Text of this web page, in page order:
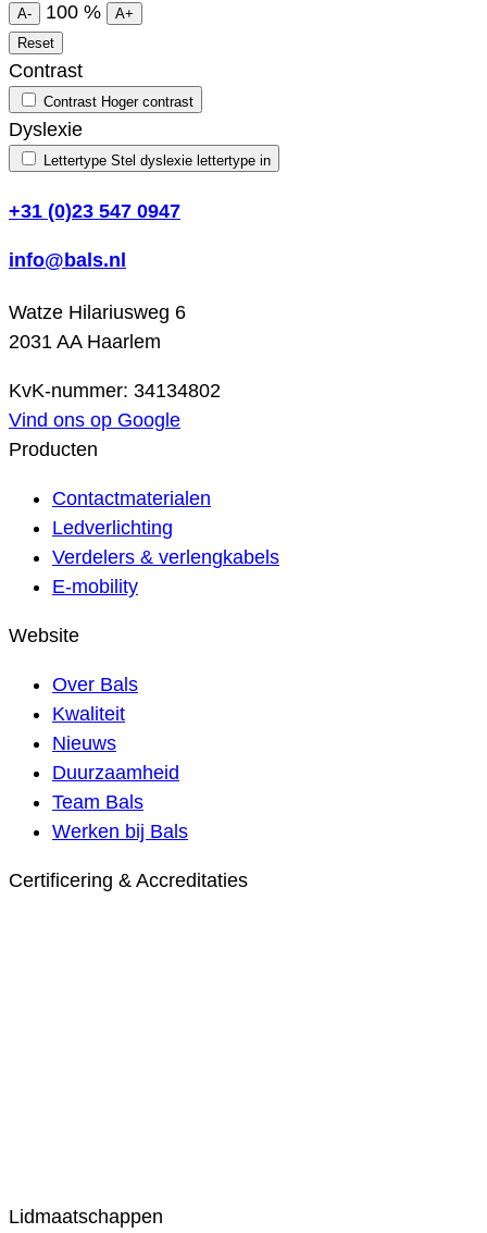
A- 100 %
A+
Reset
Contrast
Contrast Hoger contrast
Dyslexie
Lettertype Stel dyslexie lettertype in
+31 (0)23 547 0947
info@bals.nl
Watze Hilariusweg 6
2031 AA Haarlem
KvK-nummer: 34134802
Vind ons op Google
Producten
Contactmaterialen
Ledverlichting
Verdelers & verlengkabels
E-mobility
Website
Over Bals
Kwaliteit
Nieuws
Duurzaamheid
Team Bals
Werken bij Bals
Certificering & Accreditaties
Lidmaatschappen